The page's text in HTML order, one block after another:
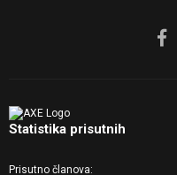
Statistika prisutnih
Prisutno članova